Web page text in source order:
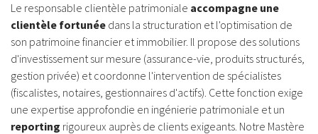
Le responsable clientèle patrimoniale accompagne une
clientèle fortunée dans la structuration et l'optimisation de
son patrimoine financier et immobilier. Il propose des solutions
d'investissement sur mesure (assurance-vie, produits structurés,
gestion privée) et coordonne l'intervention de spécialistes
(fiscalistes, notaires, gestionnaires d'actifs). Cette fonction exige
une expertise approfondie en ingénierie patrimoniale et un
reporting rigoureux auprès de clients exigeants. Notre Mastère